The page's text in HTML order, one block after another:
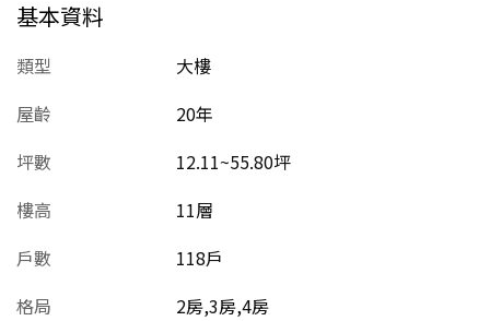
基本資料
類型
大樓
屋齡
20年
坪數
12.11~55.80坪
樓高
11層
戶數
118戶
格局
2房,3房,4房